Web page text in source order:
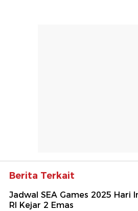
Berita Terkait
Jadwal SEA Games 2025 Hari
RI Kejar 2 Emas